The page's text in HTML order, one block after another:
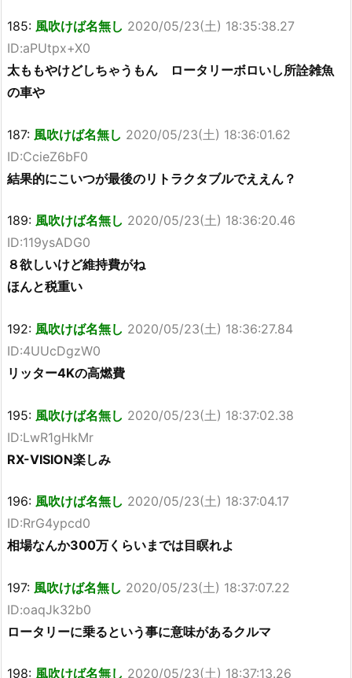
185: 風吹けば名無し 2020/05/23(土) 18:35:38.27
ID:aPUtpx+X0
太ももやけどしちゃうもん ロータリーボロいし所詮雑魚
の車や
187: 風吹けば名無し 2020/05/23(土) 18:36:01.62
ID:CcieZ6bF0
結果的にこいつが最後のリトラクタブルでええん？
189: 風吹けば名無し 2020/05/23(土) 18:36:20.46
ID:119ysADG0
８欲しいけど維持費がね
ほんと税重い
192: 風吹けば名無し 2020/05/23(土) 18:36:27.84
ID:4UUcDgzW0
リッター4Kの高燃費
195: 風吹けば名無し 2020/05/23(土) 18:37:02.38
ID:LwR1gHkMr
RX-VISION楽しみ
196: 風吹けば名無し 2020/05/23(土) 18:37:04.17
ID:RrG4ypcd0
相場なんか300万くらいまでは目瞑れよ
197: 風吹けば名無し 2020/05/23(土) 18:37:07.22
ID:oaqJk32b0
ロータリーに乗るという事に意味があるクルマ
198: 風吹けば名無し 2020/05/23(土) 18:37:13.26